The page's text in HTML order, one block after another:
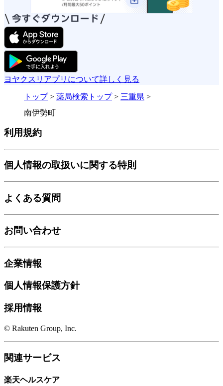
ヨヤクスリアプリについて詳しく見る
トップ> 薬局検索トップ> 三重県 >
南伊勢町
利用規約
個人情報の取扱いに関する特則
よくある質問
お問い合わせ
企業情報
個人情報保護方針
採用情報
© Rakuten Group, Inc.
関連サービス
楽天ヘルスケア